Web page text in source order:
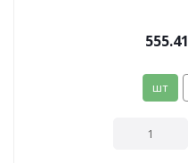
555.41
шт